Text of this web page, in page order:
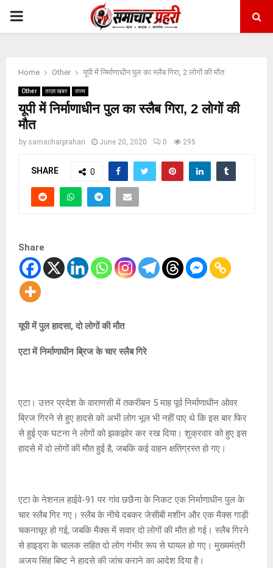
PRIMARY
Home Other यूपी में निर्माणाधीन पुल का स्लैब गिरा, 2 लोगों की मौत
Other ताज़ा खबर राज्य
यूपी में निर्माणाधीन पुल का स्लैब गिरा, 2 लोगों की
मौत
by samacharprahari June 20, 2020 0 295
SHARE 0
Share
यूपी में पुल हादसा, दो लोगों की मौत
एटा में निर्माणाधीन ब्रिज के चार स्लैब गिरे
एटा। उत्तर प्रदेश के वाराणसी में तकरीबन 5 माह पूर्व निर्माणाधीन ओवर
ब्रिज गिरने से हुए हादसे को अभी लोग भूल भी नहीं पाए थे कि इस बार फिर
से हुई एक घटना ने लोगों को झकझोर कर रख दिया। शुक्रवार को हुए इस
हादसे में दो लोगों की मौत हुई है, जबकि कई वाहन क्षतिग्रस्त हो गए।
एटा के नेशनल हाईवे-91 पर गांव छछैना के निकट एक निर्माणाधीन पुल के
चार स्लैब गिर गए। स्लैब के नीचे दबकर जेसीबी मशीन और एक मैक्स गाड़ी
चकनाचूर हो गई, जबकि मैक्स में सवार दो लोगों की मौत हो गई। स्लैब गिरने
से हाइड्रा के चालक सहित दो लोग गंभीर रूप से घायल हो गए। मुख्यमंत्री
अजय सिंह बिष्ट ने हादसे की जांच कराने का आदेश दिया है।